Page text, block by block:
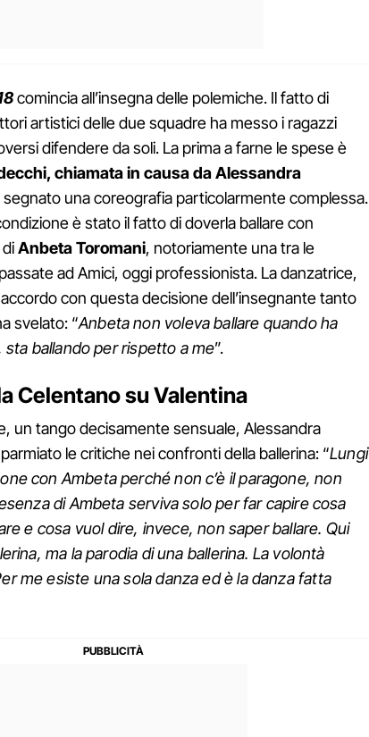
comincia all’insegna delle polemiche. Il fatto di
artistici delle due squadre ha messo i ragazzi
difendere da soli. La prima a farne le spese è
chiamata in causa da Alessandra
segnato una coreografia particolarmente complessa.
è stato il fatto di doverla ballare con
Anbeta Toromani, notoriamente una tra le
ad Amici, oggi professionista. La danzatrice,
con questa decisione dell’insegnante tanto
svelato: “Anbeta non voleva ballare quando ha
ballando per rispetto a me”.
Celentano su Valentina
un tango decisamente sensuale, Alessandra
le critiche nei confronti della ballerina: “Lungi
con Ambeta perché non c’è il paragone, non
di Ambeta serviva solo per far capire cosa
e cosa vuol dire, invece, non saper ballare. Qui
ma la parodia di una ballerina. La volontà
me esiste una sola danza ed è la danza fatta